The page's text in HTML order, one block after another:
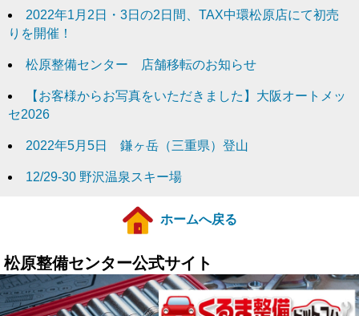
2022年1月2日・3日の2日間、TAX中環松原店にて初売
りを開催！
松原整備センター 店舗移転のお知らせ
【お客様からお写真をいただきました】大阪オートメッ
セ2026
2022年5月5日 鎌ヶ岳（三重県）登山
12/29-30 野沢温泉スキー場
ホームへ戻る
松原整備センター公式サイト